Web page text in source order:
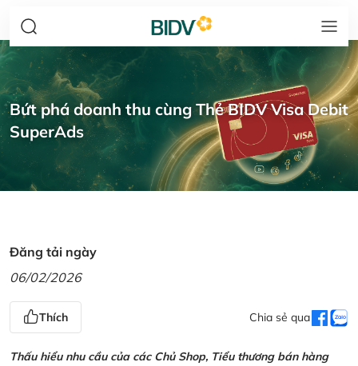
Bứt phá doanh thu cùng Thẻ BIDV Visa Debit
SuperAds
Đăng tải ngày
06/02/2026
Thích Chia sẻ qua
Thấu hiểu nhu cầu của các Chủ Shop, Tiểu thương bán hàng